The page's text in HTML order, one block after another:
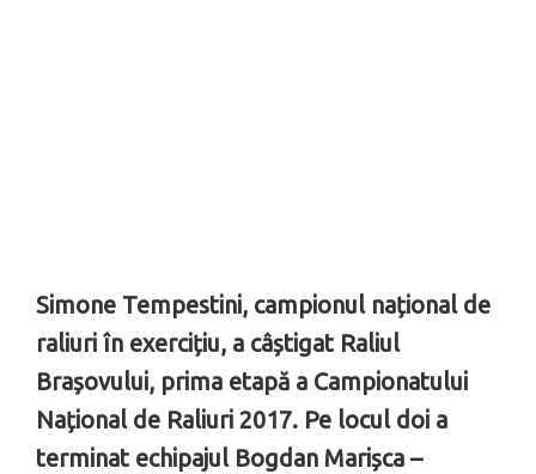
Simone Tempestini, campionul național de
raliuri în exercițiu, a câștigat Raliul
Brașovului, prima etapă a Campionatului
Național de Raliuri 2017. Pe locul doi a
terminat echipajul Bogdan Marișca –